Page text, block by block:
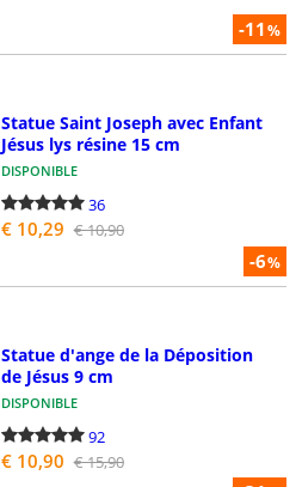
-11%
-6%
Statue Saint Joseph avec Enfant
Jésus lys résine 15 cm
DISPONIBLE
36
€ 10,29 € 10,90
Statue d'ange de la Déposition
de Jésus 9 cm
DISPONIBLE
92
€ 10,90 € 15,90